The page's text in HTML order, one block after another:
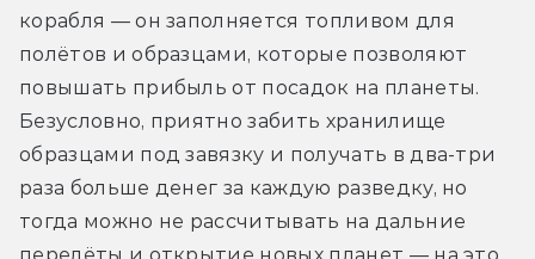
корабля — он заполняется топливом для
полётов и образцами, которые позволяют
повышать прибыль от посадок на планеты.
Безусловно, приятно забить хранилище
образцами под завязку и получать в два-три
раза больше денег за каждую разведку, но
тогда можно не рассчитывать на дальние
перелёты и открытие новых планет — на это